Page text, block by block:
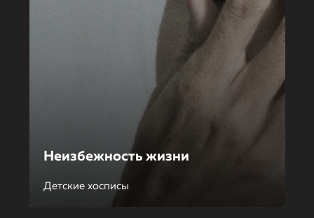
Неизбежность жизни
Детские хосписы